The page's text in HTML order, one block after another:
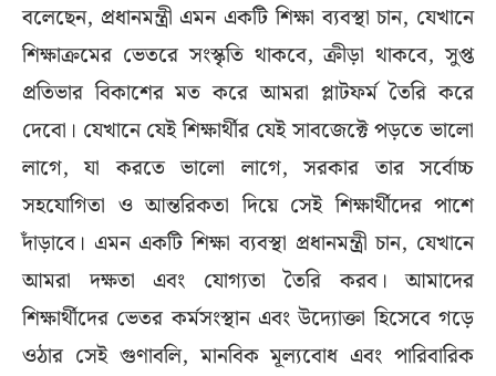
বলেছেন, প্রধানমন্ত্রী এমন একটি শিক্ষা ব্যবস্থা চান, যেখানে
শিক্ষাক্রমের ভেতরে সংস্কৃতি থাকবে, ক্রীড়া থাকবে, সুপ্ত
প্রতিভার বিকাশের মত করে আমরা প্লাটফর্ম তৈরি করে
দেবো। যেখানে যেই শিক্ষার্থীর যেই সাবজেক্টে পড়তে ভালো
লাগে, যা করতে ভালো লাগে, সরকার তার সর্বোচ্চ
সহযোগিতা ও আন্তরিকতা দিয়ে সেই শিক্ষার্থীদের পাশে
দাঁড়াবে। এমন একটি শিক্ষা ব্যবস্থা প্রধানমন্ত্রী চান, যেখানে
আমরা দক্ষতা এবং যোগ্যতা তৈরি করব। আমাদের
শিক্ষার্থীদের ভেতর কর্মসংস্থান এবং উদ্যোক্তা হিসেবে গড়ে
ওঠার সেই গুণাবলি, মানবিক মূল্যবোধ এবং পারিবারিক